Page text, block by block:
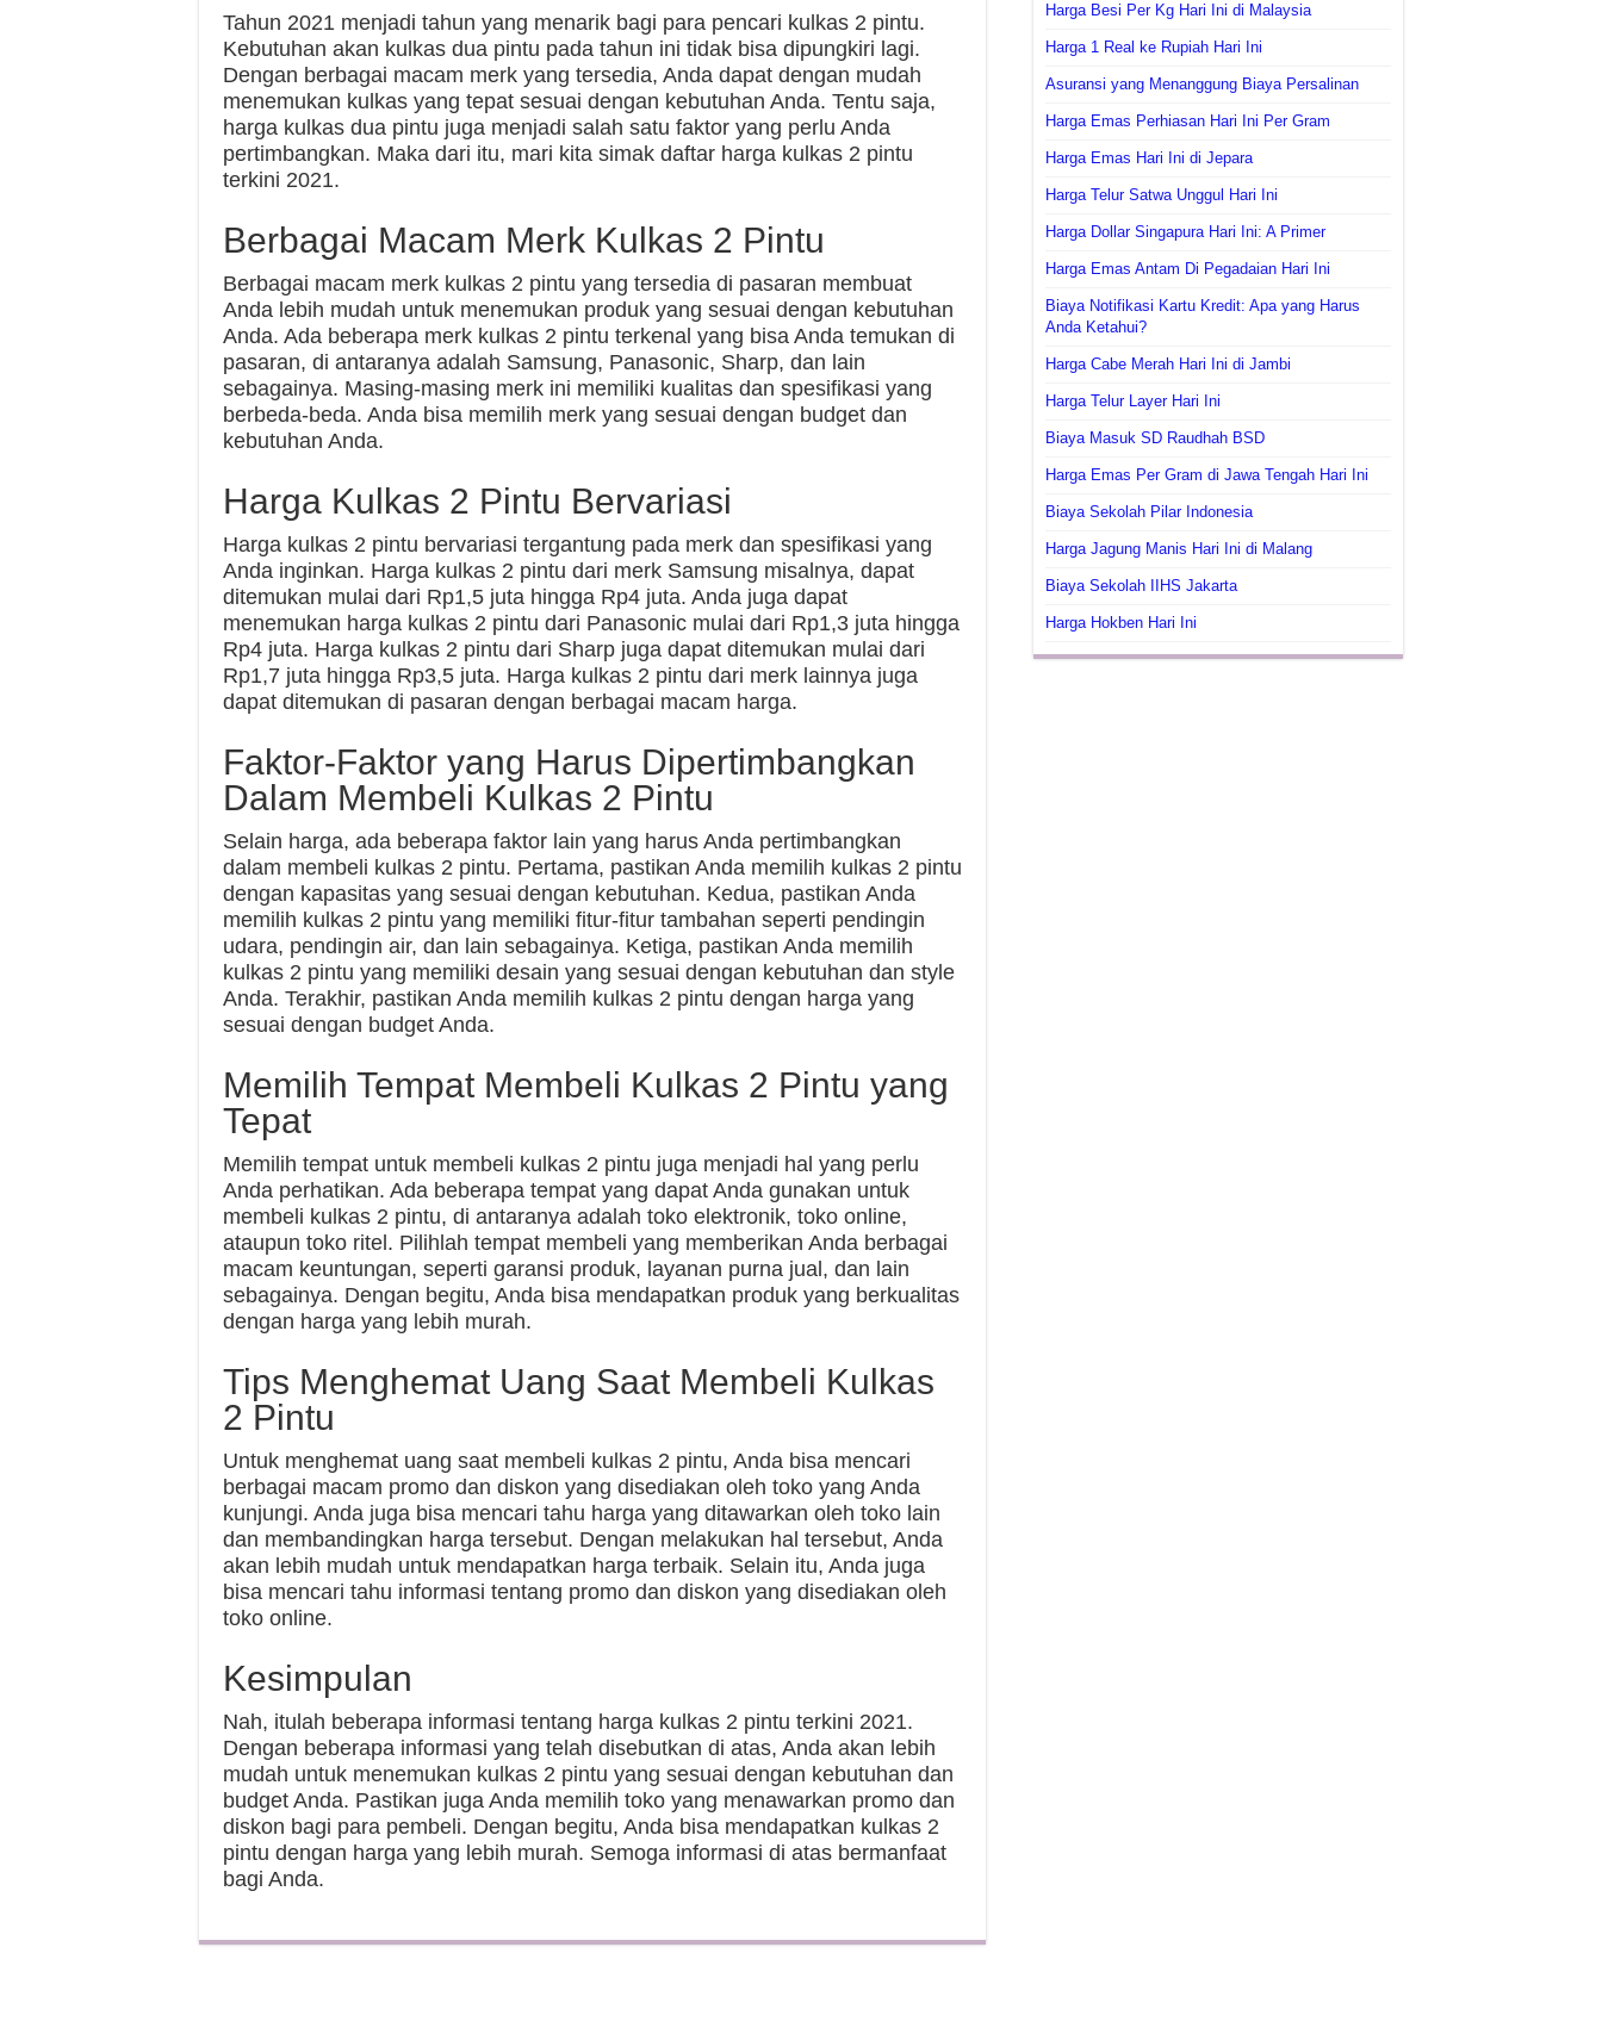
Tahun 2021 menjadi tahun yang menarik bagi para pencari kulkas 2 pintu.
Kebutuhan akan kulkas dua pintu pada tahun ini tidak bisa dipungkiri lagi.
Dengan berbagai macam merk yang tersedia, Anda dapat dengan mudah
menemukan kulkas yang tepat sesuai dengan kebutuhan Anda. Tentu saja,
harga kulkas dua pintu juga menjadi salah satu faktor yang perlu Anda
pertimbangkan. Maka dari itu, mari kita simak daftar harga kulkas 2 pintu
terkini 2021.
Berbagai Macam Merk Kulkas 2 Pintu
Berbagai macam merk kulkas 2 pintu yang tersedia di pasaran membuat
Anda lebih mudah untuk menemukan produk yang sesuai dengan kebutuhan
Anda. Ada beberapa merk kulkas 2 pintu terkenal yang bisa Anda temukan di
pasaran, di antaranya adalah Samsung, Panasonic, Sharp, dan lain
sebagainya. Masing-masing merk ini memiliki kualitas dan spesifikasi yang
berbeda-beda. Anda bisa memilih merk yang sesuai dengan budget dan
kebutuhan Anda.
Harga Kulkas 2 Pintu Bervariasi
Harga kulkas 2 pintu bervariasi tergantung pada merk dan spesifikasi yang
Anda inginkan. Harga kulkas 2 pintu dari merk Samsung misalnya, dapat
ditemukan mulai dari Rp1,5 juta hingga Rp4 juta. Anda juga dapat
menemukan harga kulkas 2 pintu dari Panasonic mulai dari Rp1,3 juta hingga
Rp4 juta. Harga kulkas 2 pintu dari Sharp juga dapat ditemukan mulai dari
Rp1,7 juta hingga Rp3,5 juta. Harga kulkas 2 pintu dari merk lainnya juga
dapat ditemukan di pasaran dengan berbagai macam harga.
Faktor-Faktor yang Harus Dipertimbangkan
Dalam Membeli Kulkas 2 Pintu
Selain harga, ada beberapa faktor lain yang harus Anda pertimbangkan
dalam membeli kulkas 2 pintu. Pertama, pastikan Anda memilih kulkas 2 pintu
dengan kapasitas yang sesuai dengan kebutuhan. Kedua, pastikan Anda
memilih kulkas 2 pintu yang memiliki fitur-fitur tambahan seperti pendingin
udara, pendingin air, dan lain sebagainya. Ketiga, pastikan Anda memilih
kulkas 2 pintu yang memiliki desain yang sesuai dengan kebutuhan dan style
Anda. Terakhir, pastikan Anda memilih kulkas 2 pintu dengan harga yang
sesuai dengan budget Anda.
Memilih Tempat Membeli Kulkas 2 Pintu yang
Tepat
Memilih tempat untuk membeli kulkas 2 pintu juga menjadi hal yang perlu
Anda perhatikan. Ada beberapa tempat yang dapat Anda gunakan untuk
membeli kulkas 2 pintu, di antaranya adalah toko elektronik, toko online,
ataupun toko ritel. Pilihlah tempat membeli yang memberikan Anda berbagai
macam keuntungan, seperti garansi produk, layanan purna jual, dan lain
sebagainya. Dengan begitu, Anda bisa mendapatkan produk yang berkualitas
dengan harga yang lebih murah.
Tips Menghemat Uang Saat Membeli Kulkas
2 Pintu
Untuk menghemat uang saat membeli kulkas 2 pintu, Anda bisa mencari
berbagai macam promo dan diskon yang disediakan oleh toko yang Anda
kunjungi. Anda juga bisa mencari tahu harga yang ditawarkan oleh toko lain
dan membandingkan harga tersebut. Dengan melakukan hal tersebut, Anda
akan lebih mudah untuk mendapatkan harga terbaik. Selain itu, Anda juga
bisa mencari tahu informasi tentang promo dan diskon yang disediakan oleh
toko online.
Kesimpulan
Nah, itulah beberapa informasi tentang harga kulkas 2 pintu terkini 2021.
Dengan beberapa informasi yang telah disebutkan di atas, Anda akan lebih
mudah untuk menemukan kulkas 2 pintu yang sesuai dengan kebutuhan dan
budget Anda. Pastikan juga Anda memilih toko yang menawarkan promo dan
diskon bagi para pembeli. Dengan begitu, Anda bisa mendapatkan kulkas 2
pintu dengan harga yang lebih murah. Semoga informasi di atas bermanfaat
bagi Anda.
Harga Besi Per Kg Hari Ini di Malaysia
Harga 1 Real ke Rupiah Hari Ini
Asuransi yang Menanggung Biaya Persalinan
Harga Emas Perhiasan Hari Ini Per Gram
Harga Emas Hari Ini di Jepara
Harga Telur Satwa Unggul Hari Ini
Harga Dollar Singapura Hari Ini: A Primer
Harga Emas Antam Di Pegadaian Hari Ini
Biaya Notifikasi Kartu Kredit: Apa yang Harus
Anda Ketahui?
Harga Cabe Merah Hari Ini di Jambi
Harga Telur Layer Hari Ini
Biaya Masuk SD Raudhah BSD
Harga Emas Per Gram di Jawa Tengah Hari Ini
Biaya Sekolah Pilar Indonesia
Harga Jagung Manis Hari Ini di Malang
Biaya Sekolah IIHS Jakarta
Harga Hokben Hari Ini